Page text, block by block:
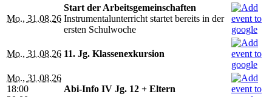
Mo., 31.08.26
Start der Arbeitsgemeinschaften
Instrumentalunterricht startet bereits in der
ersten Schulwoche
Mo., 31.08.26 11. Jg. Klassenexkursion
Mo., 31.08.26
18:00
Abi-Info IV Jg. 12 + Eltern